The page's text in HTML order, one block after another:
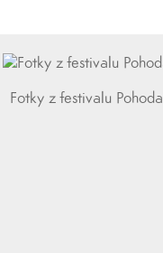
Fotky z festivalu Pohoda